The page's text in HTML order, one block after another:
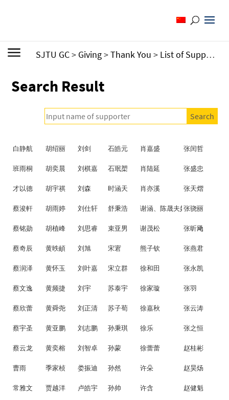
SJTU GC> Giving>Thank You > List of Supporters
Search Result
白静航 胡绍丽 刘剑 石皓元 肖嘉盛 张闰哲
班雨桐 胡奕晨 刘棋嘉 石珉槊 肖陆延 张盛忠
才以德 胡宇祺 刘森 时涵天 肖亦溪 张天熠
蔡浚軒 胡雨婷 刘仕轩 舒秉浩 谢涵、陈晟夫妇张骁丽
蔡铭勋 胡植峰 刘思睿 束亚男 谢茂松 张昕飏
蔡奇辰 黄昳頔 刘旭 宋宭 熊子钦 张燕君
蔡润泽 黄怀玉 刘叶嘉 宋立群 徐和田 张永凯
蔡文逸 黄频捷 刘宇 苏泰宇 徐家璇 张羽
蔡欣蕾 黄舜尧 刘正清 苏子荀 徐嘉秋 张云涛
蔡宇圣 黄亚鹏 刘志鹏 孙秉琪 徐乐 张之恒
蔡云龙 黄奕榕 刘智卓 孙蒙 徐蕾蕾 赵桂彬
曹雨 季家桢 娄振迪 孙然 许朵 赵昊炀
常雅文 贾越洋 卢皓宇 孙帅 许含 赵健魁